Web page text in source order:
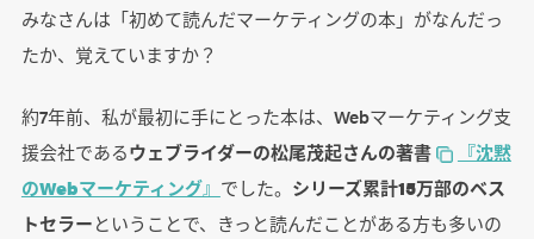
みなさんは「初めて読んだマーケティングの本」がなんだっ
たか、覚えていますか？
約7年前、私が最初に手にとった本は、Webマーケティング支
援会社であるウェブライダーの松尾茂起さんの著書
『沈黙
のWebマーケティング』 でした。 シリーズ累計15万部のベス
トセラーということで、きっと読んだことがある方も多いの